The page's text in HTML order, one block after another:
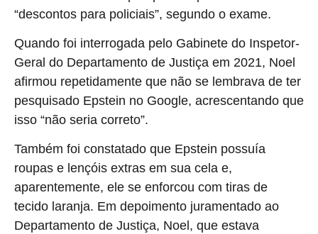
“descontos para policiais”, segundo o exame.
Quando foi interrogada pelo Gabinete do Inspetor-
Geral do Departamento de Justiça em 2021, Noel
afirmou repetidamente que não se lembrava de ter
pesquisado Epstein no Google, acrescentando que
isso “não seria correto”.
Também foi constatado que Epstein possuía
roupas e lençóis extras em sua cela e,
aparentemente, ele se enforcou com tiras de
tecido laranja. Em depoimento juramentado ao
Departamento de Justiça, Noel, que estava